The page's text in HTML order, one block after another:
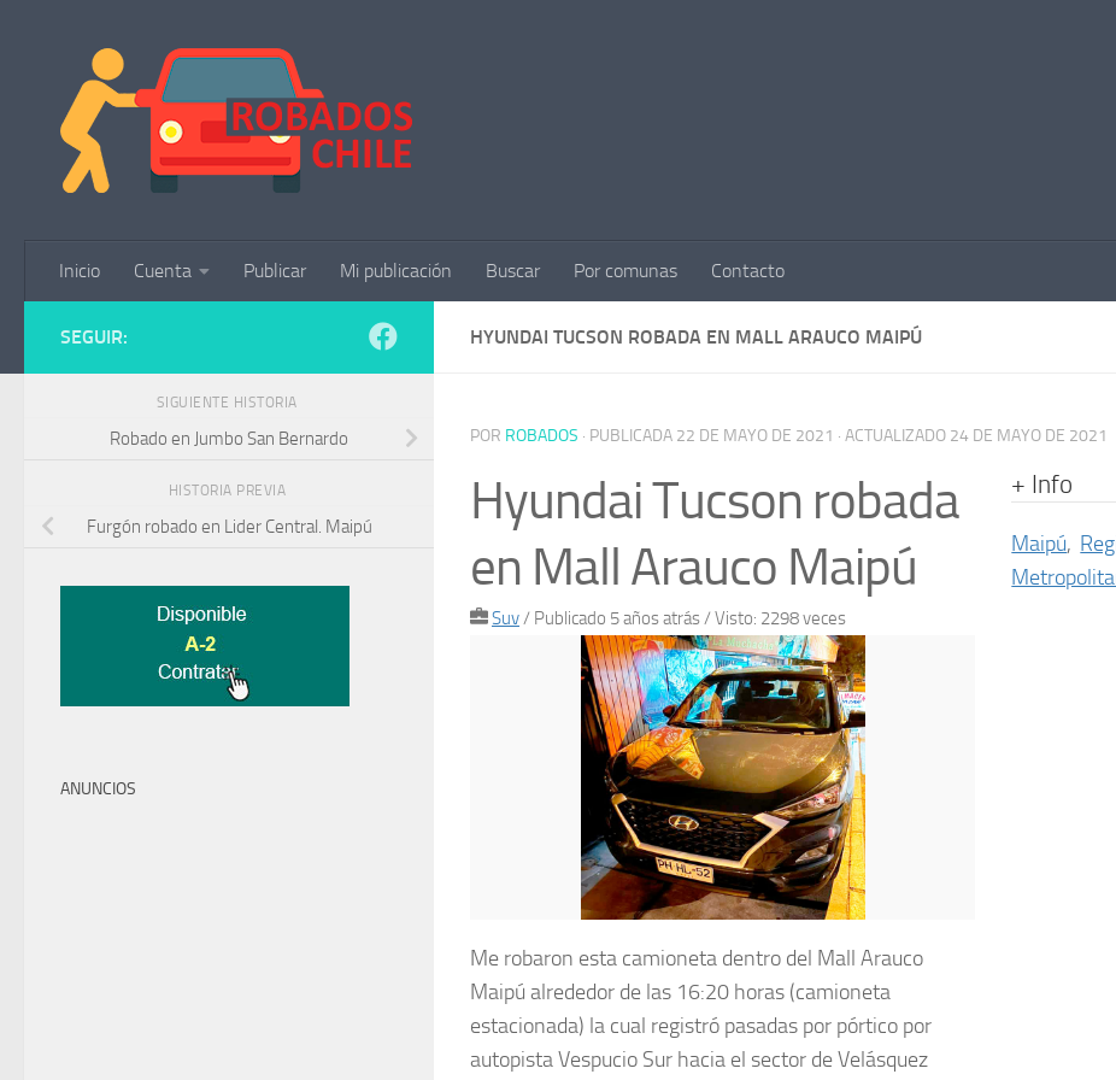
Inicio Cuenta Publicar Mi publicación Buscar Por comunas Contacto
HYUNDAI TUCSON ROBADA EN MALL ARAUCO MAIPÚ
POR ROBADOS · PUBLICADA 22 DE MAYO DE 2021 · ACTUALIZADO 24 DE MAYO DE 2021
Hyundai Tucson robada
en Mall Arauco Maipú
Suv/ Publicado 5 años atrás/ Visto: 2298 veces
Me robaron esta camioneta dentro del Mall Arauco
Maipú alrededor de las 16:20 horas (camioneta
estacionada) la cual registró pasadas por pórtico por
autopista Vespucio Sur hacia el sector de Velásquez
+ Info
Maipú,
SEGUIR:
SIGUIENTE HISTORIA
Robado en Jumbo San Bernardo
HISTORIA PREVIA
Furgón robado en Lider Central. Maipú
ANUNCIOS